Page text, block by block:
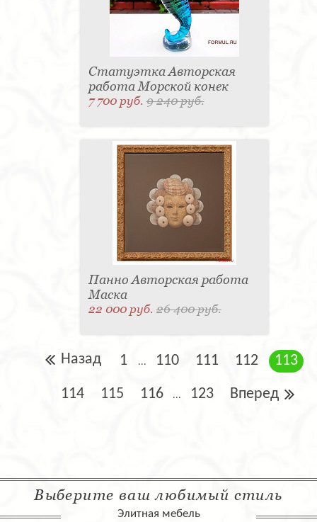
Статуэтка Авторская
работа Морской конек
7 700 руб.9 240 руб.
Панно Авторская работа
Маска
22 000 руб.26 400 руб.
Назад 1 ... 110 111 112 113
114 115 116 ... 123 Вперед
Выберите ваш любимый стиль
Элитная мебель